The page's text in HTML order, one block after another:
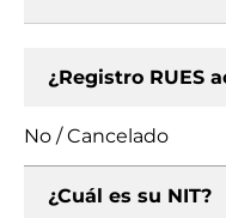
¿Registro RUES
No / Cancelado
¿Cuál es su NIT?